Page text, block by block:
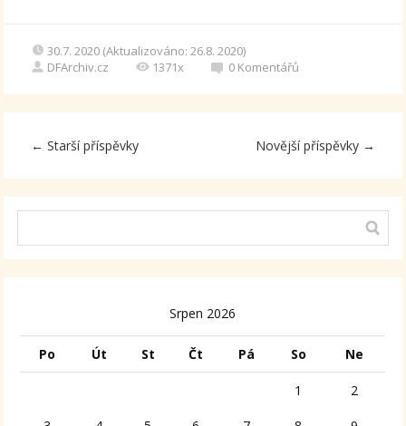
30.7. 2020 (Aktualizováno: 26.8. 2020)
DFArchiv.cz
1371x 0 Komentářů
← Starší příspěvky Novější příspěvky →
Srpen 2026
Po Út St Čt Pá So Ne
1 2